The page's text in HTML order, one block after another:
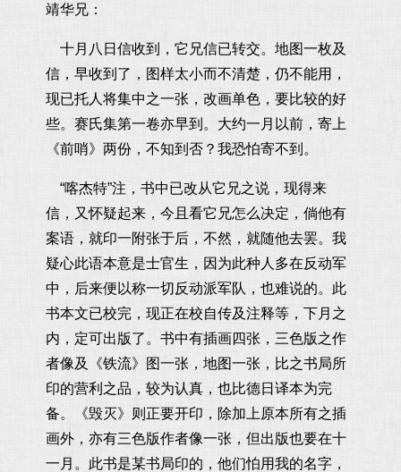
靖华兄：
十月八日信收到，它兄信已转交。地图一枚及
信，早收到了，图样太小而不清楚，仍不能用，
现已托人将集中之一张，改画单色，要比较的好
些。赛氏集第一卷亦早到。大约一月以前，寄上
《前哨》两份，不知到否？我恐怕寄不到。
“喀杰特”注，书中已改从它兄之说，现得来
信，又怀疑起来，今且看它兄怎么决定，倘他有
案语，就印一附张于后，不然，就随他去罢。我
疑心此语本意是士官生，因为此种人多在反动军
中，后来便以称一切反动派军队，也难说的。此
书本文已校完，现正在校自传及注释等，下月之
内，定可出版了。书中有插画四张，三色版之作
者像及《铁流》图一张，地图一张，比之书局所
印的营利之品，较为认真，也比德日译本为完
备。《毁灭》则正要开印，除加上原本所有之插
画外，亦有三色版作者像一张，但出版也要在十
一月。此书是某书局印的，他们怕用我的名字，